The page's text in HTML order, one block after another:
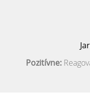
Pozitívne: